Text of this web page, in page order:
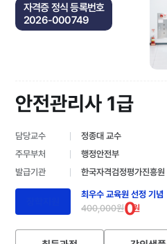
자격증 정식 등록번호
2026-000749
안전관리사 1급
담당교수
정종대 교수
주무부처
행정안전부
발급기관
한국자격검정평가진흥원
최우수 교육원 선정 기념
400,000원0원